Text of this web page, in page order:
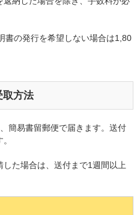
書の発行を希望しない場合は1,80
取方法
簡易書留郵便で届きます。送付
した場合は、送付まで1週間以上